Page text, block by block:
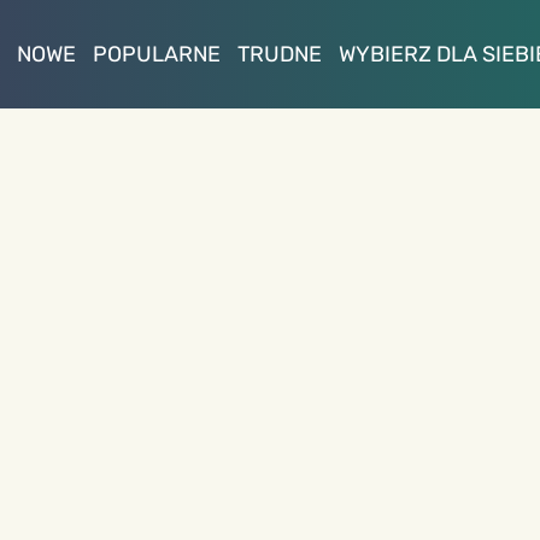
NOWE POPULARNE TRUDNE WYBIERZ DLA